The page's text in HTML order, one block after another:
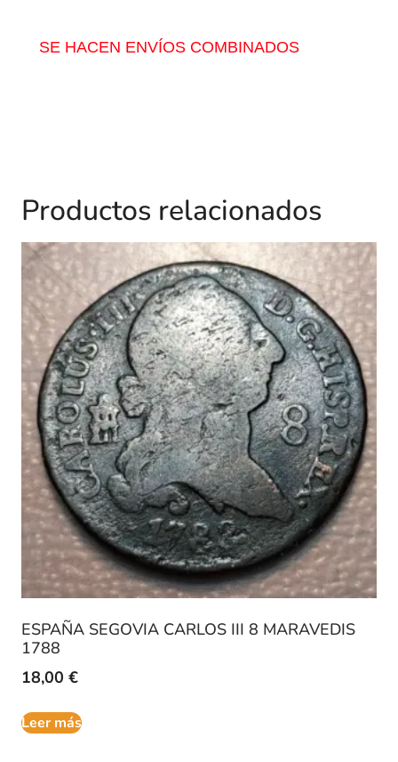
SE HACEN ENVÍOS COMBINADOS
Productos relacionados
ESPAÑA SEGOVIA CARLOS III 8 MARAVEDIS
1788
18,00 €
Leer más